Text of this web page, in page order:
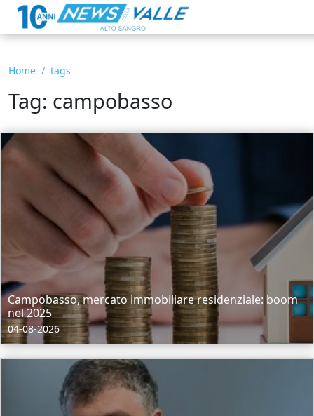
Home tags
Tag: campobasso
Campobasso, mercato immobiliare residenziale: boom
nel 2025
04-08-2026